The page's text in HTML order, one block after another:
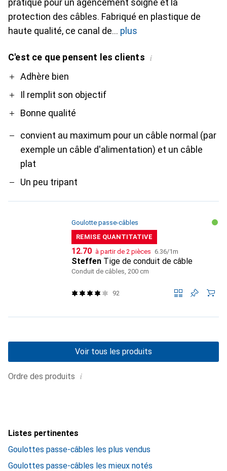
pratique pour un agencement soigné et la
protection des câbles. Fabriqué en plastique de
haute qualité, ce canal de
plus
C'est ce que pensent les clients i
ProAdhère bien
Il remplit son objectif
Bonne qualité
Contre
convient au maximum pour un câble normal (par
exemple un câble d'alimentation) et un câble
plat
Un peu tripant
Goulotte passe-câbles
REMISE QUANTITATIVE
CHF
12.70 à partir de 2 pièces CHF
6.36/1m
Steffen Tige de conduit de câble
Conduit de câbles, 200 cm
92
Ordre des produits i
Voir tous les produits
Listes pertinentes
Goulottes passe-câbles les plus vendus
Goulottes passe-câbles les mieux notés